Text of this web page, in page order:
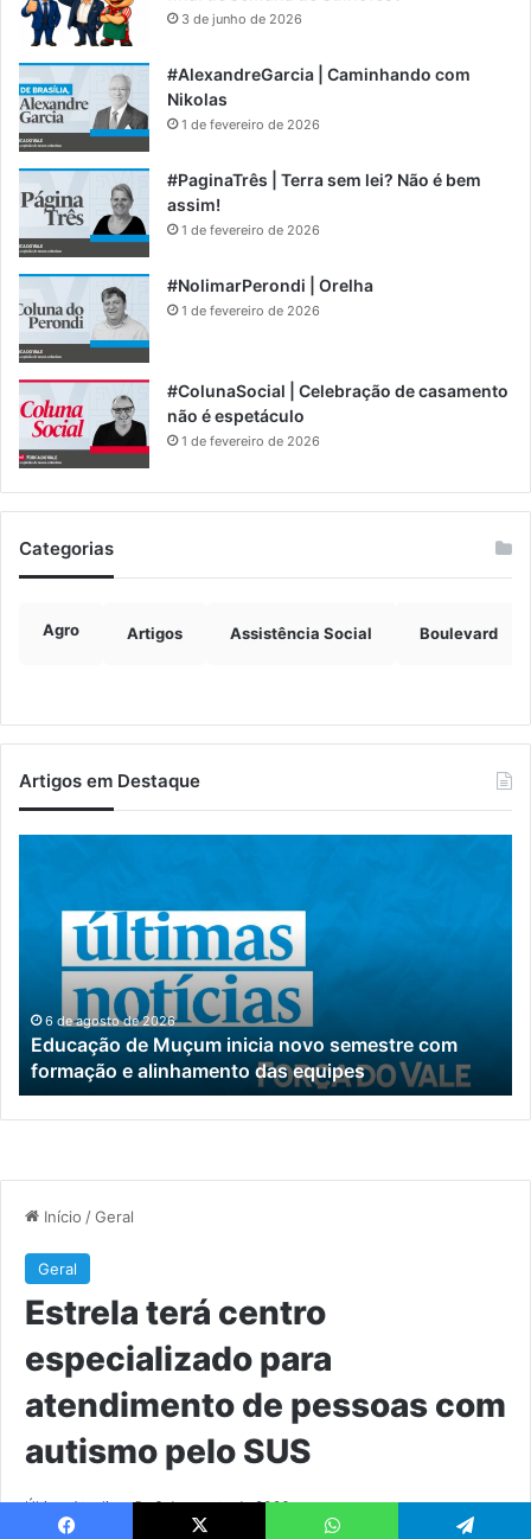
3 de junho de 2026
#AlexandreGarcia | Caminhando com
Nikolas
1 de fevereiro de 2026
#PaginaTrês | Terra sem lei? Não é bem
assim!
1 de fevereiro de 2026
#NolimarPerondi | Orelha
1 de fevereiro de 2026
#ColunaSocial | Celebração de casamento
não é espetáculo
1 de fevereiro de 2026
Categorias
Agro Artigos Assistência Social Boulevard
Artigos em Destaque
semestre
formação
alinhamento
das
equipes
6 de agosto de 2026
Educação de Muçum inicia novo semestre com
formação e alinhamento das equipes